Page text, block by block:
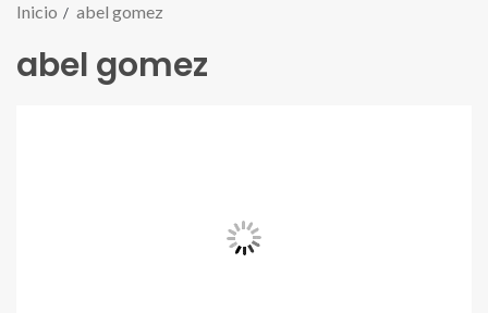
Inicio abel gomez
abel gomez